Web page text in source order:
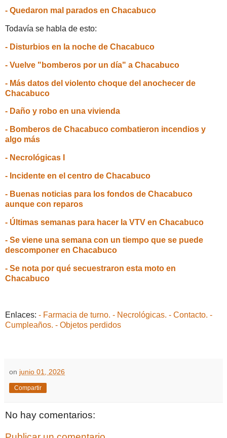
- Quedaron mal parados en Chacabuco
Todavía se habla de esto:
- Disturbios en la noche de Chacabuco
- Vuelve "bomberos por un día" a Chacabuco
- Más datos del violento choque del anochecer de
Chacabuco
- Daño y robo en una vivienda
- Bomberos de Chacabuco combatieron incendios y
algo más
- Necrológicas I
- Incidente en el centro de Chacabuco
- Buenas noticias para los fondos de Chacabuco
aunque con reparos
- Últimas semanas para hacer la VTV en Chacabuco
- Se viene una semana con un tiempo que se puede
descomponer en Chacabuco
- Se nota por qué secuestraron esta moto en
Chacabuco
Enlaces: - Farmacia de turno. - Necrológicas. - Contacto. -
Cumpleaños. - Objetos perdidos
on junio 01, 2026
Compartir
No hay comentarios: